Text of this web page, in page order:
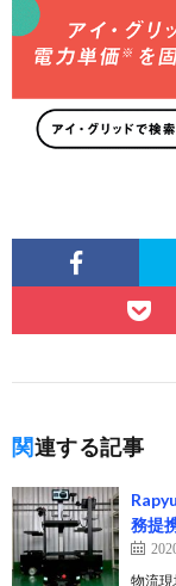
関連する記事
務提
物流